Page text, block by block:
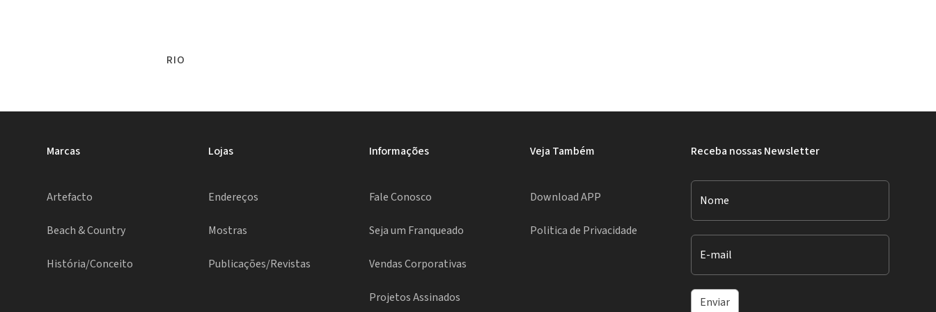
RIO
Marcas
Artefacto
Beach & Country
História/Conceito
Lojas
Endereços
Mostras
Publicações/Revistas
Informações
Fale Conosco
Seja um Franqueado
Vendas Corporativas
Projetos Assinados
Veja Também
Download APP
Politica de Privacidade
Receba nossas Newsletter
Nome
E-mail
Enviar